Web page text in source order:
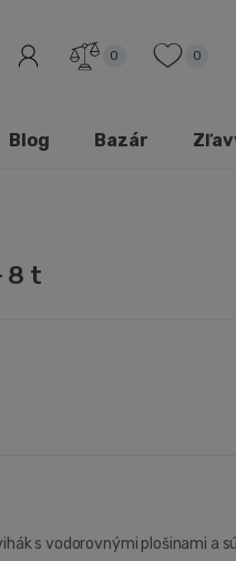
0 0
Blog Bazár
8 t
s vodorovnými plošinami a